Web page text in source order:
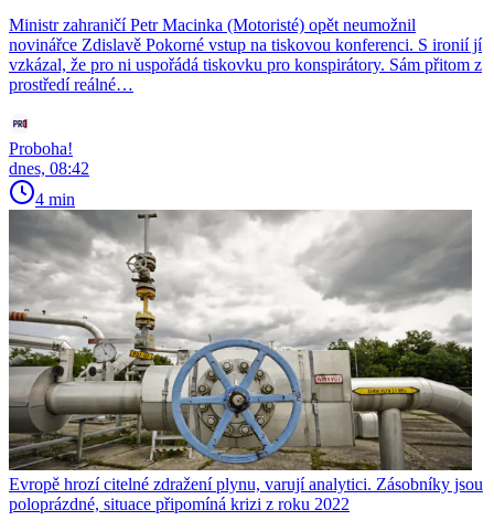
Ministr zahraničí Petr Macinka (Motoristé) opět neumožnil
novinářce Zdislavě Pokorné vstup na tiskovou konferenci. S ironií jí
vzkázal, že pro ni uspořádá tiskovku pro konspirátory. Sám přitom z
prostředí reálné…
Proboha!
dnes, 08:42
4 min
Evropě hrozí citelné zdražení plynu, varují analytici. Zásobníky jsou
poloprázdné, situace připomíná krizi z roku 2022